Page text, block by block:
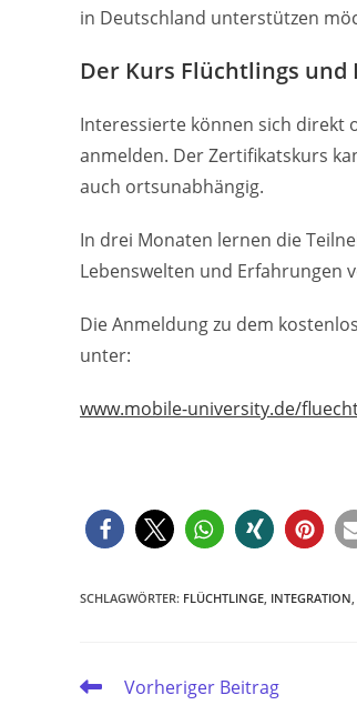
in Deutschland unterstützen
Der Kurs Flüchtlings
Interessierte können sich direkt
anmelden. Der Zertifikatskurs
auch ortsunabhängig.
In drei Monaten lernen die
Lebenswelten und Erfahrungen
Die Anmeldung zu dem
unter:
www.mobile-university.de/
SCHLAGWÖRTER: FLÜCHTLINGE INTEGRATION
WeitereVorheriger Beitrag